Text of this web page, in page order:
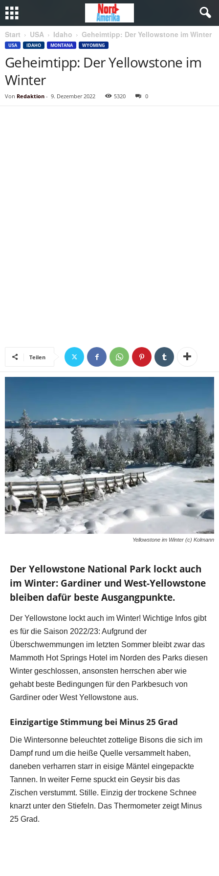
Start USA Idaho Geheimtipp: Der Yellowstone im Winter
USA IDAHO MONTANA WYOMING
Geheimtipp: Der Yellowstone im
Winter
Von Redaktion - 9. Dezember 2022 5320 0
Teilen
Yellowstone im Winter (c) Kolmann
Der Yellowstone National Park lockt auch
im Winter: Gardiner und West-Yellowstone
bleiben dafür beste Ausgangpunkte.
Der Yellowstone lockt auch im Winter! Wichtige Infos gibt
es für die Saison 2022/23: Aufgrund der
Überschwemmungen im letzten Sommer bleibt zwar das
Mammoth Hot Springs Hotel im Norden des Parks diesen
Winter geschlossen, ansonsten herrschen aber wie
gehabt beste Bedingungen für den Parkbesuch von
Gardiner oder West Yellowstone aus.
Einzigartige Stimmung bei Minus 25 Grad
Die Wintersonne beleuchtet zottelige Bisons die sich im
Dampf rund um die heiße Quelle versammelt haben,
daneben verharren starr in eisige Mäntel eingepackte
Tannen. In weiter Ferne spuckt ein Geysir bis das
Zischen verstummt. Stille. Einzig der trockene Schnee
knarzt unter den Stiefeln. Das Thermometer zeigt Minus
25 Grad.